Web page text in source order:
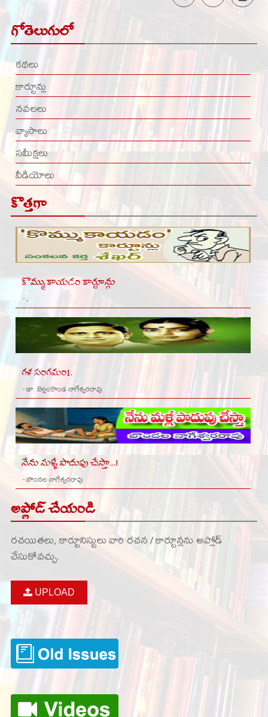
గోతెలుగులో
కథలు
కార్టూన్లు
నవలలు
వ్యాసాలు
సమీక్షలు
వీడియోలు
కొత్తగా
కొమ్ముకాయడం కార్టూన్లు
- ,
గళ సంగమం1.
- డా. బెల్లంకొండ నాగేశ్వరరావు
నేను మళ్ళీ పొదుపు చేస్తా...!
- బొందల నాగేశ్వరరావు
అప్లోడ్ చేయండి
రచయితలు, కార్టూనిస్టులు వారి రచన / కార్టూన్లను అప్లోడ్
చేసుకోవచ్చు.
UPLOAD